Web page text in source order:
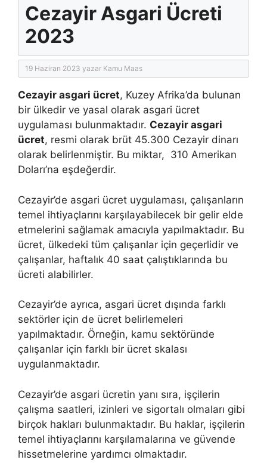
Cezayir Asgari Ücreti
2023
19 Haziran 2023 yazar Kamu Maas
Cezayir asgari ücret, Kuzey Afrika’da bulunan
bir ülkedir ve yasal olarak asgari ücret
uygulaması bulunmaktadır. Cezayir asgari
ücret, resmi olarak brüt 45.300 Cezayir dinarı
olarak belirlenmiştir. Bu miktar, 310 Amerikan
Doları’na eşdeğerdir.
Cezayir’de asgari ücret uygulaması, çalışanların
temel ihtiyaçlarını karşılayabilecek bir gelir elde
etmelerini sağlamak amacıyla yapılmaktadır. Bu
ücret, ülkedeki tüm çalışanlar için geçerlidir ve
çalışanlar, haftalık 40 saat çalıştıklarında bu
ücreti alabilirler.
Cezayir’de ayrıca, asgari ücret dışında farklı
sektörler için de ücret belirlemeleri
yapılmaktadır. Örneğin, kamu sektöründe
çalışanlar için farklı bir ücret skalası
uygulanmaktadır.
Cezayir’de asgari ücretin yanı sıra, işçilerin
çalışma saatleri, izinleri ve sigortalı olmaları gibi
birçok hakları bulunmaktadır. Bu haklar, işçilerin
temel ihtiyaçlarını karşılamalarına ve güvende
hissetmelerine yardımcı olmaktadır.